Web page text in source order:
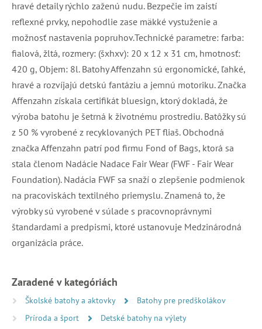
hravé detaily rýchlo zaženú nudu. Bezpečie im zaistí
reflexné prvky, nepohodlie zase mäkké vystuženie a
možnosť nastavenia popruhov.Technické parametre: farba:
fialová, žltá, rozmery: (šxhxv): 20 x 12 x 31 cm, hmotnosť:
420 g, Objem: 8l. Batohy Affenzahn sú ergonomické, ľahké,
hravé a rozvíjajú detskú fantáziu a jemnú motoriku. Značka
Affenzahn získala certifikát bluesign, ktorý dokladá, že
výroba batohu je šetrná k životnému prostrediu. Batôžky sú
z 50 % vyrobené z recyklovaných PET fliaš. Obchodná
značka Affenzahn patrí pod firmu Fond of Bags, ktorá sa
stala členom Nadácie Nadace Fair Wear (FWF - Fair Wear
Foundation). Nadácia FWF sa snaží o zlepšenie podmienok
na pracoviskách textilného priemyslu. Znamená to, že
výrobky sú vyrobené v súlade s pracovnoprávnymi
štandardami a predpismi, ktoré ustanovuje Medzinárodná
organizácia práce.
Zaradené v kategóriách
Školské batohy a aktovky
Batohy pre predškolákov
Príroda a šport
Detské batohy na výlety